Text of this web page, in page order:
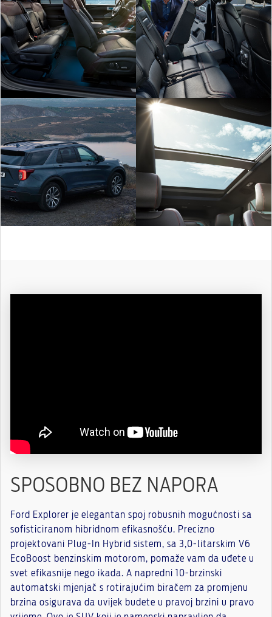
SPOSOBNO BEZ NAPORA
Ford Explorer je elegantan spoj robusnih mogućnosti sa
sofisticiranom hibridnom efikasnošću. Precizno
projektovani Plug-In Hybrid sistem, sa 3,0-litarskim V6
EcoBoost benzinskim motorom, pomaže vam da uđete u
svet efikasnije nego ikada. A napredni 10-brzinski
automatski mjenjač s rotirajućim biračem za promjenu
brzina osigurava da uvijek budete u pravoj brzini u pravo